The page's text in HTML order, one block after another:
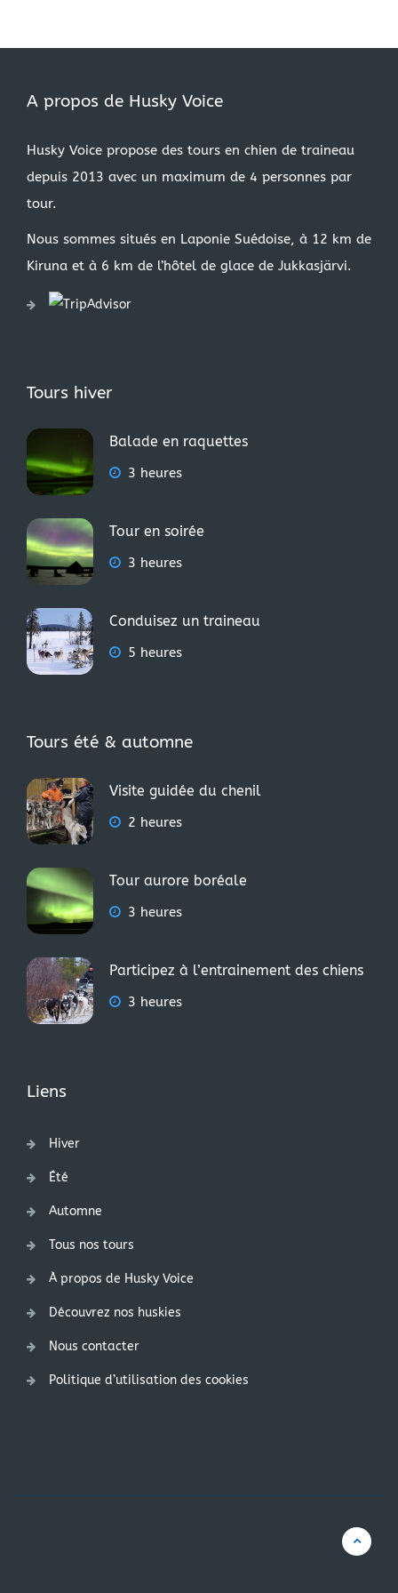
A propos de Husky Voice
Husky Voice propose des tours en chien de traineau
depuis 2013 avec un maximum de 4 personnes par
tour.
Nous sommes situés en Laponie Suédoise, à 12 km de
Kiruna et à 6 km de l’hôtel de glace de Jukkasjärvi.
Tours hiver
Balade en raquettes
3 heures
Tour en soirée
3 heures
Conduisez un traineau
5 heures
Tours été & automne
Visite guidée du chenil
2 heures
Tour aurore boréale
3 heures
Participez à l’entrainement des chiens
3 heures
Liens
Hiver
Été
Automne
Tous nos tours
À propos de Husky Voice
Découvrez nos huskies
Nous contacter
Politique d’utilisation des cookies